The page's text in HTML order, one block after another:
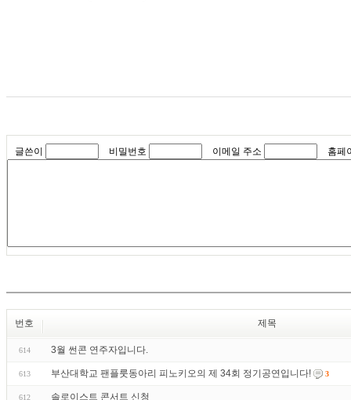
글쓴이 비밀번호 이메일 주소 홈페
번호 제목
614 3월 썬콘 연주자입니다.
613 부산대학교 팬플룻동아리 피노키오의 제 34회 정기공연입니다! 3
612 솔로이스트 콘서트 신청